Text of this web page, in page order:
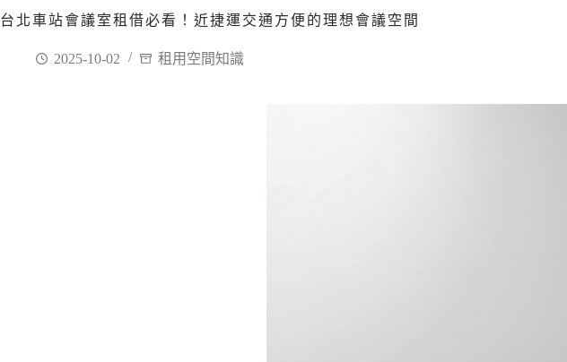
台北車站會議室租借必看！近捷運交通方便的理想會議空間
2025-10-02 租用空間知識